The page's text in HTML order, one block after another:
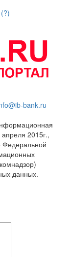
bank.ru
апреля 2015г.,
Федеральной
данных.